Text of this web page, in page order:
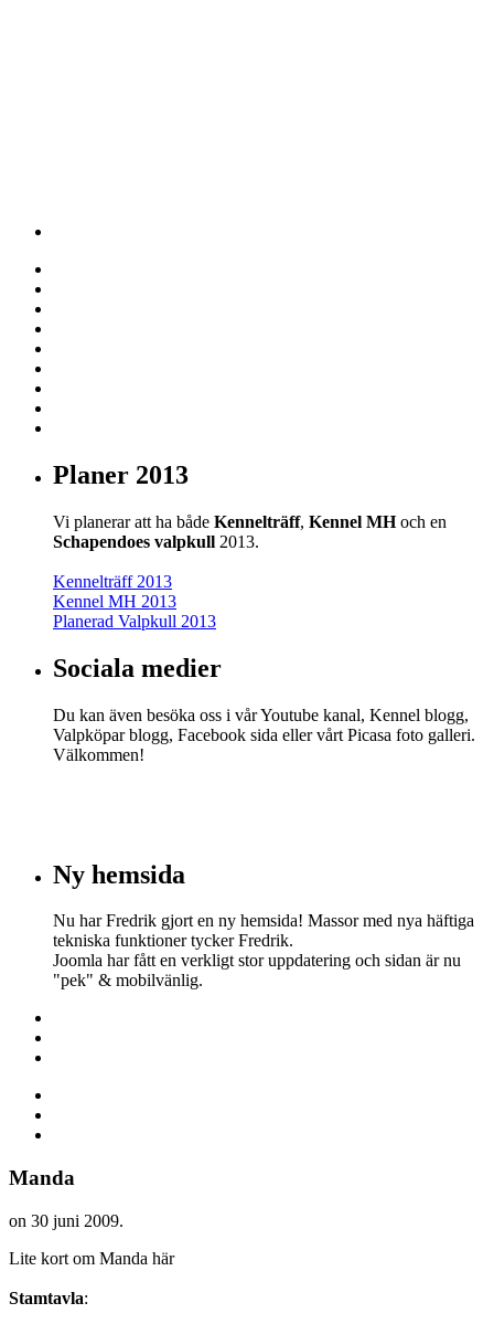
Planer 2013
Vi planerar att ha både Kennelträff, Kennel MHoch en
Schapendoes valpkull 2013.
Kennelträff 2013
Kennel MH 2013
Planerad Valpkull 2013
Sociala medier
Du kan även besöka oss i vår Youtube kanal, Kennel blogg,
Valpköpar blogg, Facebook sida eller vårt Picasa foto galleri.
Välkommen!
Ny hemsida
Nu har Fredrik gjort en ny hemsida! Massor med nya häftiga
tekniska funktioner tycker Fredrik.
Joomla har fått en verkligt stor uppdatering och sidan är nu
"pek" & mobilvänlig.
Manda
on 30 juni 2009.
Lite kort om Manda här
Stamtavla: